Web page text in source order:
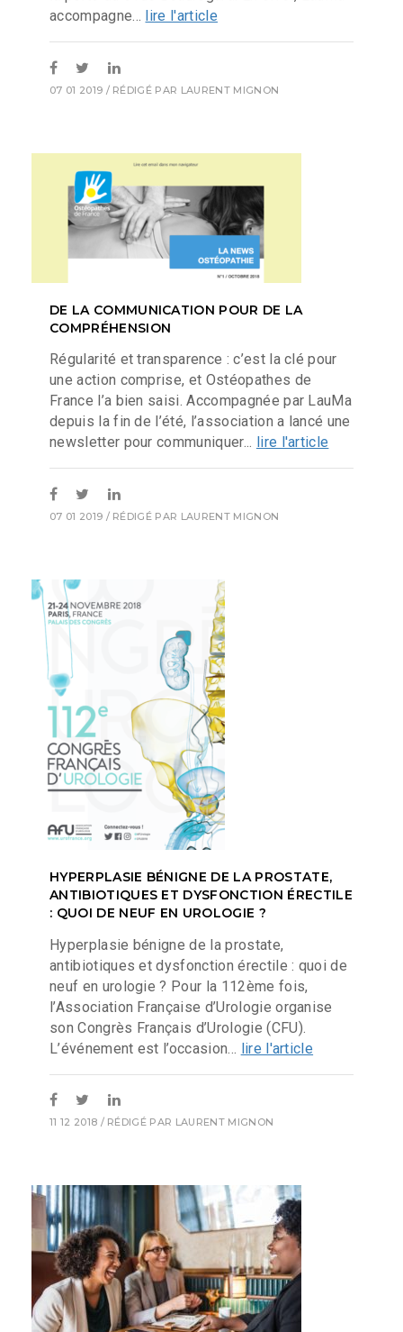
accompagne... lire l'article
07 01 2019 / RÉDIGÉ PAR LAURENT MIGNON
DE LA COMMUNICATION POUR DE LA
COMPRÉHENSION
Régularité et transparence : c’est la clé pour
une action comprise, et Ostéopathes de
France l’a bien saisi. Accompagnée par LauMa
depuis la fin de l’été, l’association a lancé une
newsletter pour communiquer... lire l'article
07 01 2019 / RÉDIGÉ PAR LAURENT MIGNON
HYPERPLASIE BÉNIGNE DE LA PROSTATE,
ANTIBIOTIQUES ET DYSFONCTION ÉRECTILE
: QUOI DE NEUF EN UROLOGIE ?
Hyperplasie bénigne de la prostate,
antibiotiques et dysfonction érectile : quoi de
neuf en urologie ? Pour la 112ème fois,
l’Association Française d’Urologie organise
son Congrès Français d’Urologie (CFU).
L’événement est l’occasion... lire l'article
11 12 2018 / RÉDIGÉ PAR LAURENT MIGNON